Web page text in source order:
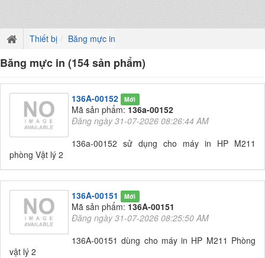
Thiết bị Băng mực in
Băng mực in (154 sản phẩm)
136A-00152 Mới
Mã sản phẩm: 136a-00152
Đăng ngày 31-07-2026 08:26:44 AM
136a-00152 sử dụng cho máy in HP M211
phòng Vật lý 2
136A-00151 Mới
Mã sản phẩm: 136A-00151
Đăng ngày 31-07-2026 08:25:50 AM
136A-00151 dùng cho máy in HP M211 Phòng
vật lý 2